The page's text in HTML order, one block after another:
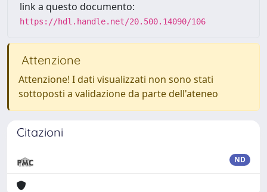
link a questo documento:
https://hdl.handle.net/20.500.14090/106
Attenzione
Attenzione! I dati visualizzati non sono stati
sottoposti a validazione da parte dell'ateneo
Citazioni
ND